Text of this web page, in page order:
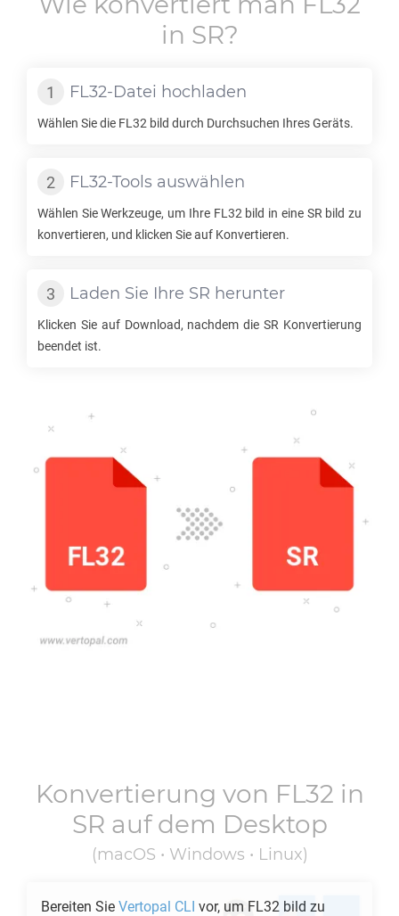
in SR?
FL32-Datei hochladen
Wählen Sie die FL32 bild durch Durchsuchen Ihres Geräts.
FL32-Tools auswählen
Wählen Sie Werkzeuge, um Ihre FL32 bild in eine SR bild zu
konvertieren, und klicken Sie auf Konvertieren.
Laden Sie Ihre SR herunter
Klicken Sie auf Download, nachdem dieSR Konvertierung
beendet ist.
Konvertierung von FL32 in
SR auf dem Desktop
(macOS • Windows • Linux)
Bereiten Sie Vertopal CLI vor, um FL32 bild zu